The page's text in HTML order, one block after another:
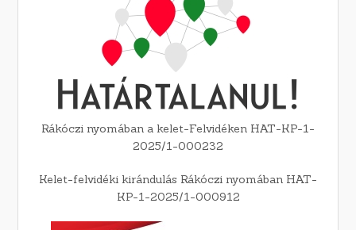
Rákóczi nyomában a kelet-Felvidéken HAT-KP-1-
2025/1-000232
Kelet-felvidéki kirándulás Rákóczi nyomában HAT-
KP-1-2025/1-000912